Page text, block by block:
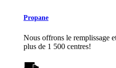
Propane
Nous offrons le remplissage
plus de 1 500 centres!